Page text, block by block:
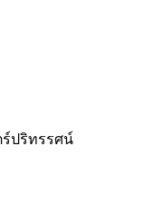
ร์ปริทรรศน์